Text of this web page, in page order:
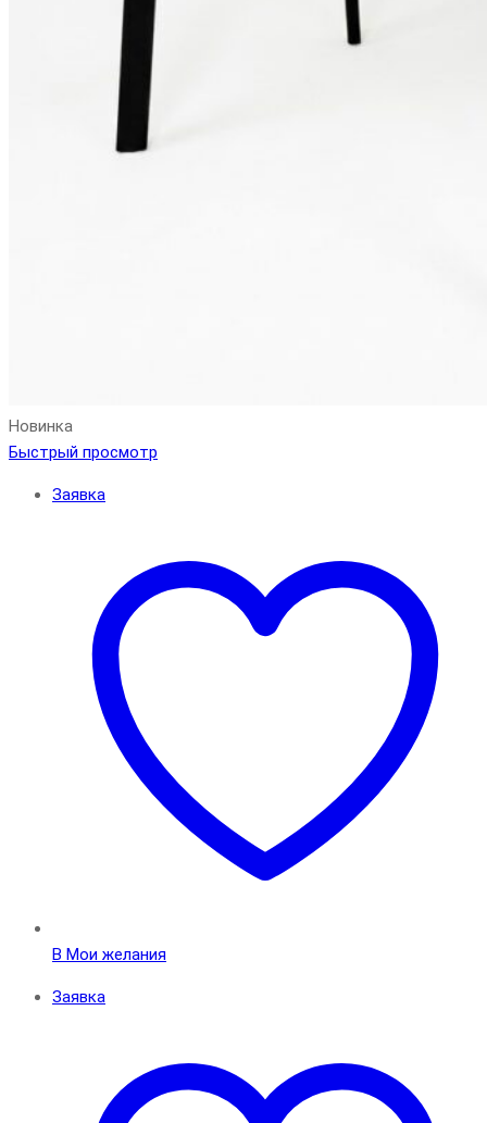
Новинка
Быстрый просмотр
Заявка
В Мои желания
Заявка